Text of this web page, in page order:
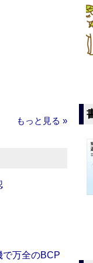
もっと見る »
万全のBCP